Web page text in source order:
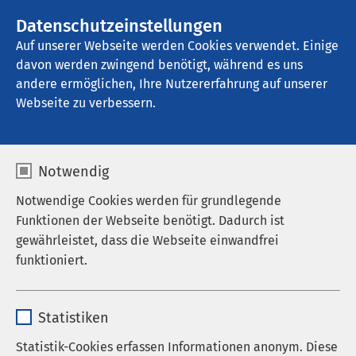
Datenschutzeinstellungen
Auf unserer Webseite werden Cookies verwendet. Einige
davon werden zwingend benötigt, während es uns
andere ermöglichen, Ihre Nutzererfahrung auf unserer
Webseite zu verbessern.
Notwendig
Notwendige Cookies werden für grundlegende
Funktionen der Webseite benötigt. Dadurch ist
gewährleistet, dass die Webseite einwandfrei
funktioniert.
Anbieter sgalinski
Statistiken
Statistik-Cookies erfassen Informationen anonym. Diese
AMEOS Poliklinikum Harsewinkel